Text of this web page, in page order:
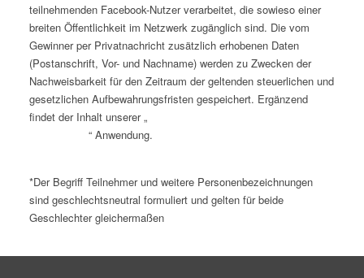
teilnehmenden Facebook-Nutzer verarbeitet, die sowieso einer
breiten Öffentlichkeit im Netzwerk zugänglich sind. Die vom
Gewinner per Privatnachricht zusätzlich erhobenen Daten
(Postanschrift, Vor- und Nachname) werden zu Zwecken der
Nachweisbarkeit für den Zeitraum der geltenden steuerlichen und
gesetzlichen Aufbewahrungsfristen gespeichert. Ergänzend
findet der Inhalt unserer „
“ Anwendung.
*Der Begriff Teilnehmer und weitere Personenbezeichnungen
sind geschlechtsneutral formuliert und gelten für beide
Geschlechter gleichermaßen